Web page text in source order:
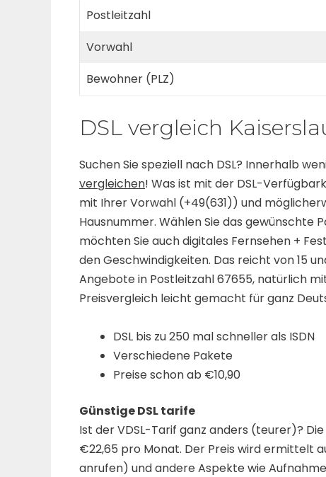
Postleitzahl
Vorwahl
Bewohner (PLZ)
DSL vergleich
Suchen Sie speziell nach DSL? Innerhalb
vergleichen! Was ist mit der DSL-
mit Ihrer Vorwahl (+49(631)) und
Hausnummer. Wählen Sie das gewünschte
möchten Sie auch digitales Fernsehen +
den Geschwindigkeiten. Das reicht von 15
Angebote in Postleitzahl 67655, natürlich
Preisvergleich leicht gemacht für ganz
DSL bis zu 250 mal schneller als ISDN
Verschiedene Pakete
Preise schon ab €10,90
Günstige DSL tarife
Ist der VDSL-Tarif ganz anders (teurer)?
€22,65 pro Monat. Der Preis wird ermittelt
anrufen) und andere Aspekte wie